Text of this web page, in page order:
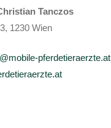
Tanczos
1230 Wien
pferdetieraerzte.at